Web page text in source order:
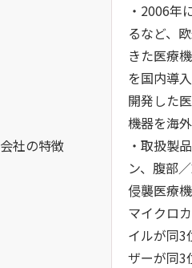
会社の特徴
・2006年
るなど、
きた医療
を国内導
開発した
機器を海
・取扱製
ン、腹部
侵襲医療
マイクロ
イルが同3
ザーが同3